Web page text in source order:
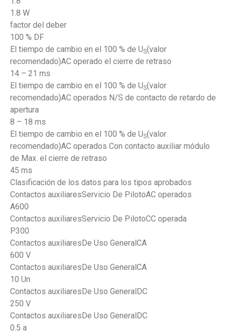
1.8 W
factor del deber
100 % DF
El tiempo de cambio en el 100 % de US(valor
recomendado)AC operado el cierre de retraso
14 – 21 ms
El tiempo de cambio en el 100 % de US(valor
recomendado)AC operados N/S de contacto de retardo de
apertura
8 – 18 ms
El tiempo de cambio en el 100 % de US(valor
recomendado)AC operados Con contacto auxiliar módulo
de Max. el cierre de retraso
45 ms
Clasificación de los datos para los tipos aprobados
Contactos auxiliaresServicio De PilotoAC operados
A600
Contactos auxiliaresServicio De PilotoCC operada
P300
Contactos auxiliaresDe Uso GeneralCA
600 V
Contactos auxiliaresDe Uso GeneralCA
10 Un
Contactos auxiliaresDe Uso GeneralDC
250 V
Contactos auxiliaresDe Uso GeneralDC
0.5 a